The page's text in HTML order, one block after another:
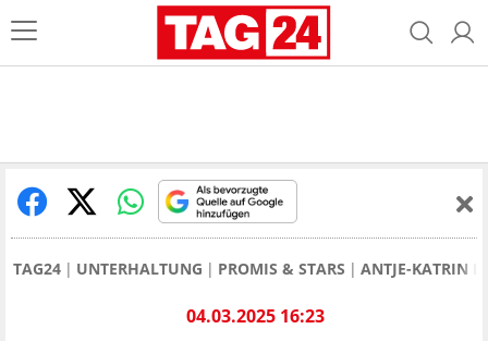
TAG24 UNTERHALTUNG PROMIS & STARS ANTJE-KATRIN
04.03.2025 16:23